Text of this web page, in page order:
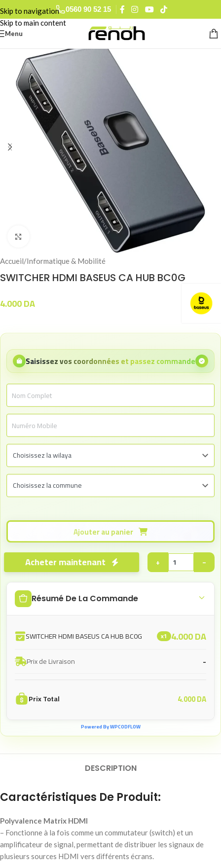
Skip to navigation
Skip to main content
0560 90 52 15
Menu
Accueil/Informatique & Mobilité
SWITCHER HDMI BASEUS CA HUB BC0G
4.000DA
Saisissez vos coordonnées et passez commande
−
+
Résumé De La Commande
SWITCHER HDMI BASEUS CA HUB BC0G x1 4.000DA
Prix de Livraison -
Prix Total 4.000DA
Powered By WPCODFLOW
DESCRIPTION
Caractéristiques De Produit:
Polyvalence Matrix HDMI
– Fonctionne à la fois comme un commutateur (switch) et un
amplificateur de signal, permettant de distribuer les signaux de
plusieurs sources HDMI vers différents écrans.